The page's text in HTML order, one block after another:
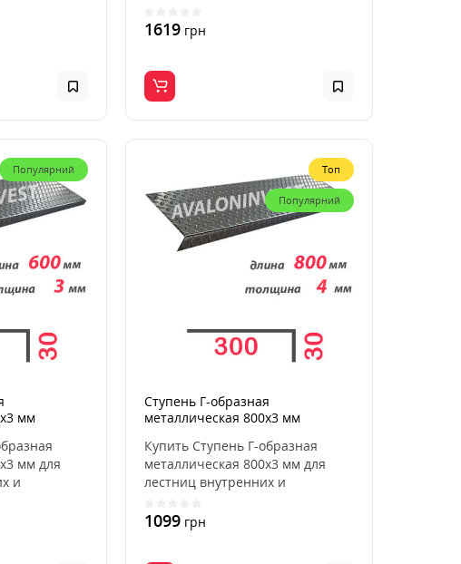
1619 грн
Популярний
мм
мм для
и
Топ
Популярний
Ступень Г-образная
металлическая 800x3 мм
Купить Ступень Г-образная
металлическая 800x3 мм для
лестниц внутренних и
1099 грн